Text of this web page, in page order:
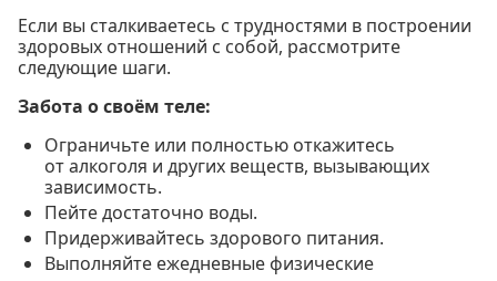
Если вы сталкиваетесь с трудностями в построении
здоровых отношений с собой, рассмотрите
следующие шаги.
Забота о своём теле:
Ограничьте или полностью откажитесь
от алкоголя и других веществ, вызывающих
зависимость.
Пейте достаточно воды.
Придерживайтесь здорового питания.
Выполняйте ежедневные физические